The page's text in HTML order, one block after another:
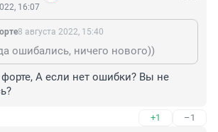
16:07
8 августа 2022, 15:40
ошибались, ничего нового))
А если нет ошибки? Вы не
+1 –1